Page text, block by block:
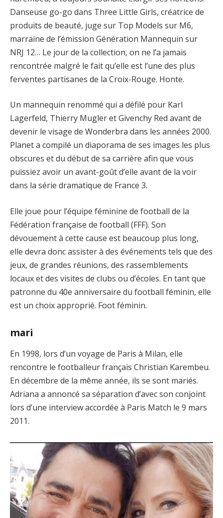
Danseuse go-go dans Three Little Girls, créatrice de
produits de beauté, juge sur Top Models sur M6,
marraine de l’émission Génération Mannequin sur
NRJ 12… Le jour de la collection, on ne l’a jamais
rencontrée malgré le fait qu’elle est l’une des plus
ferventes partisanes de la Croix-Rouge. Honte.
Un mannequin renommé qui a défilé pour Karl
Lagerfeld, Thierry Mugler et Givenchy Red avant de
devenir le visage de Wonderbra dans les années 2000.
Planet a compilé un diaporama de ses images les plus
obscures et du début de sa carrière afin que vous
puissiez avoir un avant-goût d’elle avant de la voir
dans la série dramatique de France 3.
Elle joue pour l’équipe féminine de football de la
Fédération française de football (FFF). Son
dévouement à cette cause est beaucoup plus long,
elle devra donc assister à des événements tels que des
jeux, de grandes réunions, des rassemblements
locaux et des visites de clubs ou d’écoles. En tant que
patronne du 40e anniversaire du football féminin, elle
est un choix approprié. Foot féminin.
mari
En 1998, lors d’un voyage de Paris à Milan, elle
rencontre le footballeur français Christian Karembeu.
En décembre de la même année, ils se sont mariés.
Adriana a annoncé sa séparation d’avec son conjoint
lors d’une interview accordée à Paris Match le 9 mars
2011.